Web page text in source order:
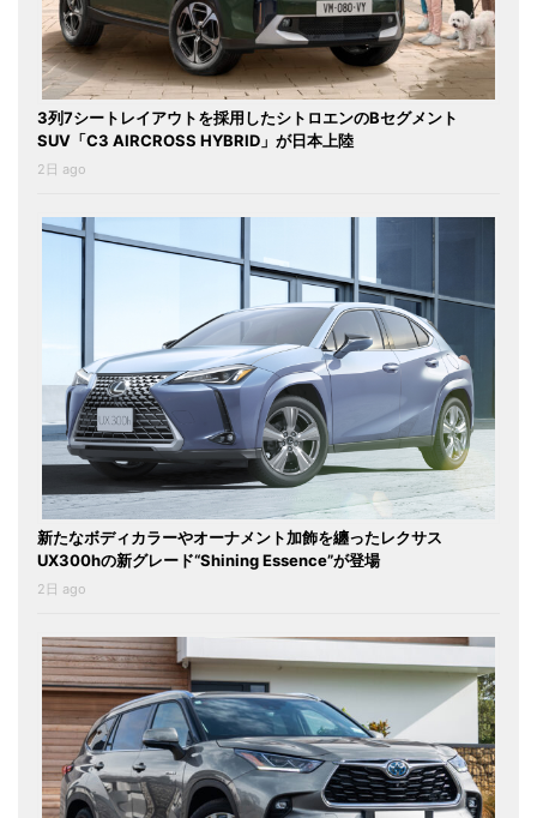
3列7シートレイアウトを採用したシトロエンのBセグメント
SUV「C3 AIRCROSS HYBRID」が日本上陸
2日 ago
新たなボディカラーやオーナメント加飾を纏ったレクサス
UX300hの新グレード“Shining Essence”が登場
2日 ago